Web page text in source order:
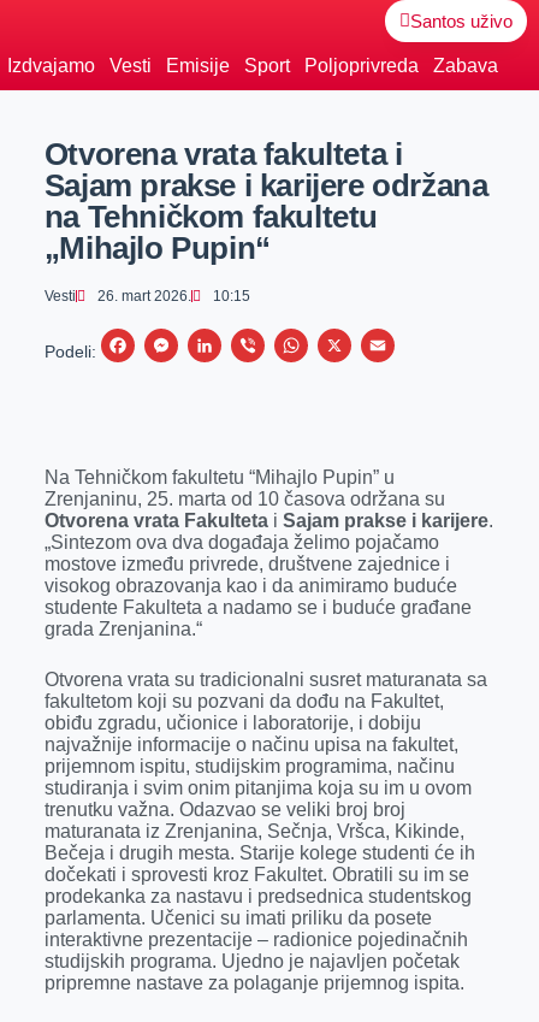
Santos uživo
Izdvajamo Vesti Emisije Sport Poljoprivreda Zabava
Otvorena vrata fakulteta i
Sajam prakse i karijere održana
na Tehničkom fakultetu
„Mihajlo Pupin“
Vesti 26. mart 2026. 10:15
Podeli:
F
b
o
o
k
M
e
n
g
e
r
L
e
d
I
n
V
r
W
s
A
p
p
X
E
Na Tehničkom fakultetu “Mihajlo Pupin” u
Zrenjaninu, 25. marta od 10 časova održana su
Otvorena vrata Fakultetai Sajam prakse i karijere.
„Sintezom ova dva događaja želimo pojačamo
mostove između privrede, društvene zajednice i
visokog obrazovanja kao i da animiramo buduće
studente Fakulteta a nadamo se i buduće građane
grada Zrenjanina.“
Otvorena vrata su tradicionalni susret maturanata sa
fakultetom koji su pozvani da dođu na Fakultet,
obiđu zgradu, učionice i laboratorije, i dobiju
najvažnije informacije o načinu upisa na fakultet,
prijemnom ispitu, studijskim programima, načinu
studiranja i svim onim pitanjima koja su im u ovom
trenutku važna. Odazvao se veliki broj broj
maturanata iz Zrenjanina, Sečnja, Vršca, Kikinde,
Bečeja i drugih mesta. Starije kolege studenti će ih
dočekati i sprovesti kroz Fakultet. Obratili su im se
prodekanka za nastavu i predsednica studentskog
parlamenta. Učenici su imati priliku da posete
interaktivne prezentacije – radionice pojedinačnih
studijskih programa. Ujedno je najavljen početak
pripremne nastave za polaganje prijemnog ispita.